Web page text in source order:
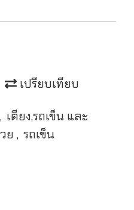
เปรียบเทียบ
, เตียง,รถเข็น และ
ย , รถเข็น